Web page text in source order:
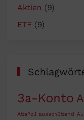
Aktien (9)
ETF (9)
3a-Konto
AttaPoll ausschüttend